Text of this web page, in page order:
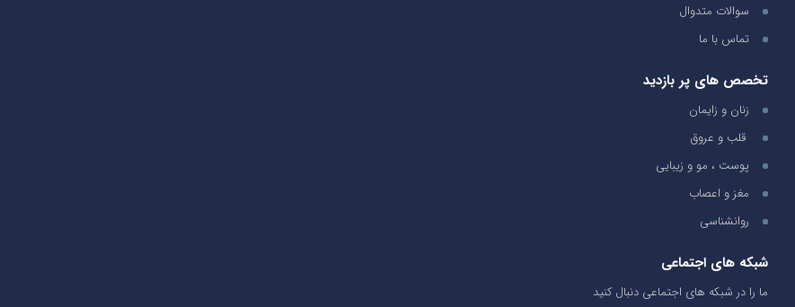
سوالات متدوال
تماس با ما
تخصص های پر بازدید
زنان و زایمان
قلب و عروق
پوست ، مو و زیبایی
مغز و اعصاب
روانشناسی
شبکه های اجتماعی
ما را در شبکه های اجتماعی دنبال کنید